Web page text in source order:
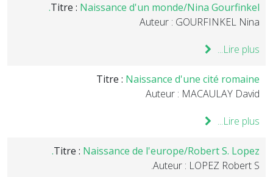
Titre : Naissance d'un monde/Nina Gourfinkel.
Auteur : GOURFINKEL Nina
Lire plus...
Titre : Naissance d'une cité romaine
Auteur : MACAULAY David
Lire plus...
Titre : Naissance de l'europe/Robert S. Lopez.
Auteur : LOPEZ Robert S.